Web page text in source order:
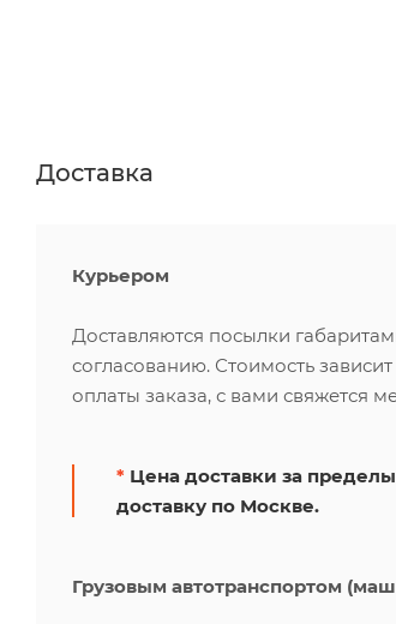
Доставка
Курьером
Доставляются посылки
согласованию. Стоимость
оплаты заказа, с вами свяжется
* Цена доставки за
доставку по Москве.
Грузовым автотранспортом